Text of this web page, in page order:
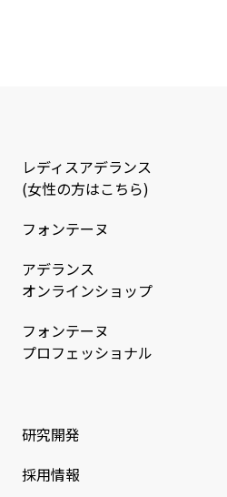
レディスアデランス
(女性の方はこちら)
フォンテーヌ
アデランス
オンラインショップ
フォンテーヌ
プロフェッショナル
研究開発
採用情報